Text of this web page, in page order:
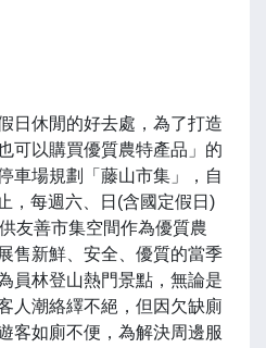
日休閒的好去處，為了打造
可以購買優質農特產品」的
車場規劃「藤山市集」，自
，每週六、日(含國定假日)
友善市集空間作為優質農
售新鮮、安全、優質的當季
員林登山熱門景點，無論是
人潮絡繹不絕，但因欠缺廁
客如廁不便，為解決周邊服